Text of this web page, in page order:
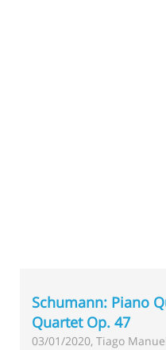
Schumann: Piano
Quartet Op. 47
03/01/2020, Tiago